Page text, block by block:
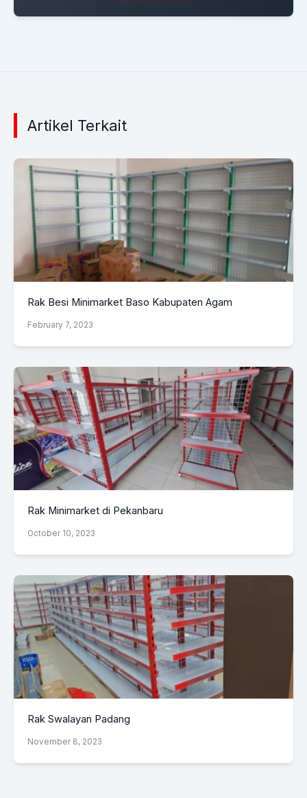
Artikel Terkait
Rak Besi Minimarket Baso Kabupaten Agam
February 7, 2023
Rak Minimarket di Pekanbaru
October 10, 2023
Rak Swalayan Padang
November 8, 2023